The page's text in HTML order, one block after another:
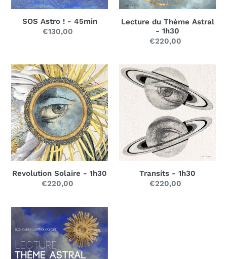
SOS Astro ! - 45min
Prix
€130,00
Lecture du Thème Astral
- 1h30
Prix
€220,00
Revolution
Solaire
-
1h30
Revolution Solaire - 1h30
Prix
€220,00
Transits
Transits - 1h30
Prix
€220,00
Bon
Cadeau
220€